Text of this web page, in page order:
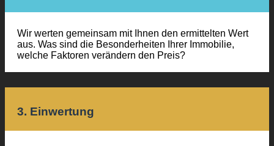
Wir werten gemeinsam mit Ihnen den ermittelten Wert
aus. Was sind die Besonderheiten Ihrer Immobilie,
welche Faktoren verändern den Preis?
3. Einwertung